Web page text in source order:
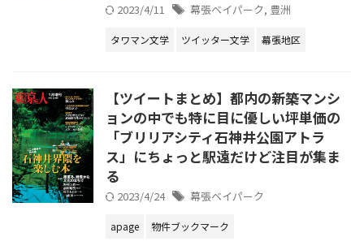
2023/4/11 幕張ベイパーク, 豊洲
タワマン文学 ツイッター文学 幕張地区
【ツイートまとめ】都内の新築マンシ
ョンの中でも特に目に優しい坪単価の
「ブリリアシティ石神井公園アトラ
ス」にちょっと駅遠だけど注目が集ま
る
2023/4/24 幕張ベイパーク
apage 物件ブックマーク